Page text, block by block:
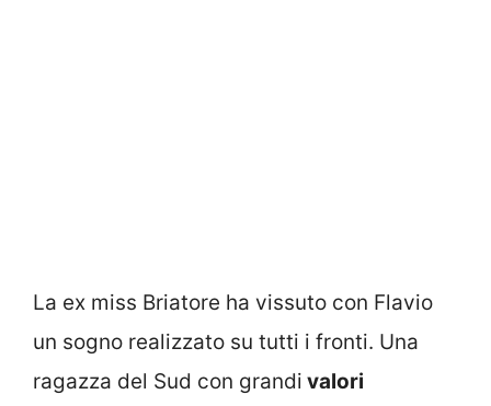
La ex miss Briatore ha vissuto con Flavio
un sogno realizzato su tutti i fronti. Una
ragazza del Sud con grandi valori